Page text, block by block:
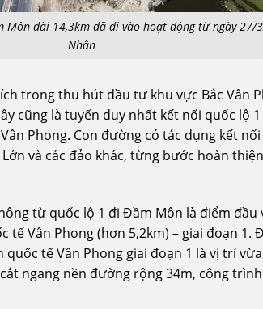
dài 14,3km đã đi vào hoạt động từ ngày 27/
Nhân
trong thu hút đầu tư khu vực Bắc Vân
cũng là tuyến duy nhất kết nối quốc lộ
Phong. Con đường có tác dụng kết
và các đảo khác, từng bước hoàn
từ quốc lộ 1 đi Đầm Môn là điểm đầu
tế Vân Phong (hơn 5,2km) – giai đoạn 1.
tế Vân Phong giai đoạn 1 là vị trí
ngang nền đường rộng 34m, công